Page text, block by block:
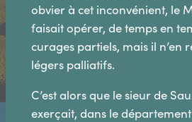
obvier à cet inconvénient, le
faisait opérer, de temps en
curages partiels, mais il n’en
légers palliatifs.
C’est alors que le sieur de
exerçait, dans le